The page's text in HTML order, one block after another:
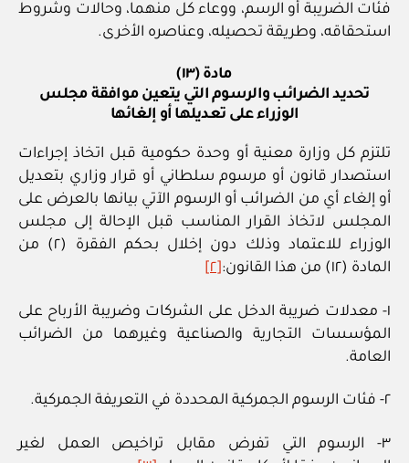
فئات الضريبة أو الرسم، ووعاء كل منهما، وحالات وشروط
استحقاقه، وطريقة تحصيله، وعناصره الأخرى.
مادة (١٣)
تحديد الضرائب والرسوم التي يتعين موافقة مجلس
الوزراء على تعديلها أو إلغائها
تلتزم كل وزارة معنية أو وحدة حكومية قبل اتخاذ إجراءات
استصدار قانون أو مرسوم سلطاني أو قرار وزاري بتعديل
أو إلغاء أي من الضرائب أو الرسوم الآتي بيانها بالعرض على
المجلس لاتخاذ القرار المناسب قبل الإحالة إلى مجلس
الوزراء للاعتماد وذلك دون إخلال بحكم الفقرة (٢) من
المادة (١٢) من هذا القانون:
[٢]
١- معدلات ضريبة الدخل على الشركات وضريبة الأرباح على
المؤسسات التجارية والصناعية وغيرهما من الضرائب
العامة.
٢- فئات الرسوم الجمركية المحددة في التعريفة الجمركية.
٣- الرسوم التي تفرض مقابل تراخيص العمل لغير